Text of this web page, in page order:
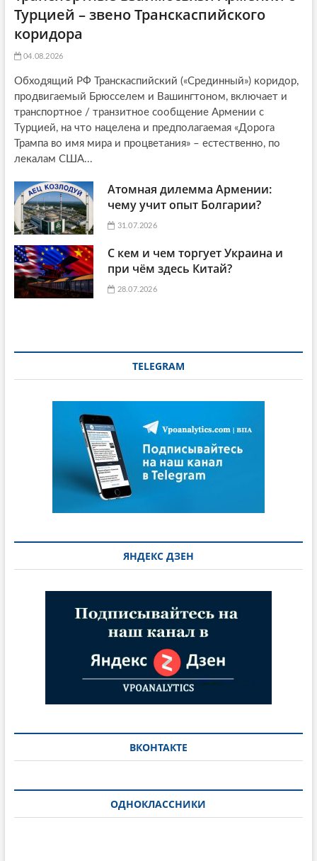
Турцией – звено Транскаспийского
коридора
04.08.2026
Обходящий РФ Транскаспийский («Срединный») коридор,
продвигаемый Брюсселем и Вашингтоном, включает и
транспортное / транзитное сообщение Армении с
Турцией, на что нацелена и предполагаемая «Дорога
Трампа во имя мира и процветания» – естественно, по
лекалам США...
Атомная дилемма Армении:
чему учит опыт Болгарии?
31.07.2026
С кем и чем торгует Украина и
при чём здесь Китай?
28.07.2026
TELEGRAM
ЯНДЕКС ДЗЕН
ВКОНТАКТЕ
ОДНОКЛАССНИКИ